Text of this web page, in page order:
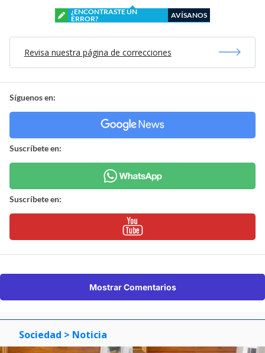
¿ENCONTRASTE UN
ERROR?
AVÍSANOS
Revisa nuestra página de correcciones
Síguenos en:
Suscríbete en:
Suscríbete en:
Mostrar Comentarios
Sociedad > Noticia